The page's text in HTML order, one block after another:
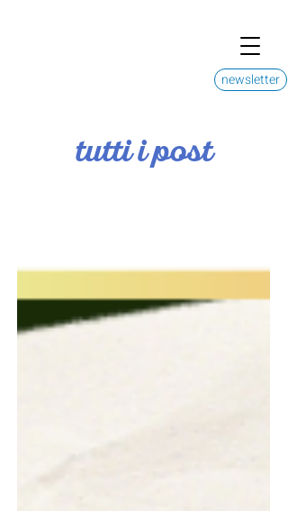
newsletter
tutti i post